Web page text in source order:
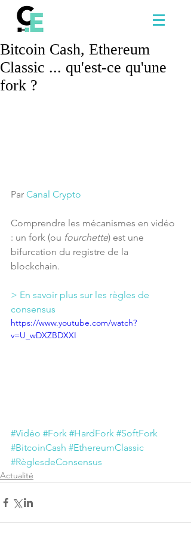
Bitcoin Cash, Ethereum
Classic ... qu'est-ce qu'une
fork ?
Par Canal Crypto
Comprendre les mécanismes en vidéo
: un fork (ou fourchette) est une
bifurcation du registre de la
blockchain.
> En savoir plus sur les règles de
consensus
https://www.youtube.com/watch?
v=U_wDXZBDXXI
#Vidéo #Fork #HardFork #SoftFork
#BitcoinCash #EthereumClassic
#RèglesdeConsensus
Actualité